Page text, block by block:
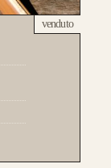
IL
venduto